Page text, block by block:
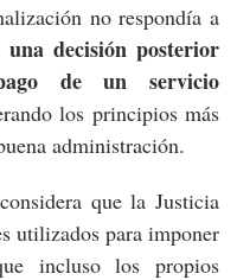
no respondía a
decisión posterior
de un servicio
los principios más
administración.
que la Justicia
utilizados para imponer
incluso los propios